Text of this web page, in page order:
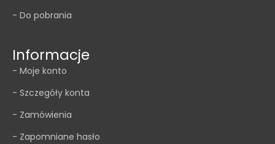
- Do pobrania
Informacje
- Moje konto
- Szczegóły konta
- Zamówienia
- Zapomniane hasło